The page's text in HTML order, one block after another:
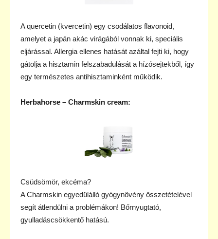
A quercetin (kvercetin) egy csodálatos flavonoid,
amelyet a japán akác virágából vonnak ki, speciális
eljárással. Allergia ellenes hatását azáltal fejti ki, hogy
gátolja a hisztamin felszabadulását a hízósejtekből, így
egy természetes antihisztaminként működik.
Herbahorse – Charmskin cream:
Csüdsömör, ekcéma?
A Charmskin egyedülálló gyógynövény összetételével
segít átlendülni a problémákon! Bőrnyugtató,
gyulladáscsökkentő hatású.